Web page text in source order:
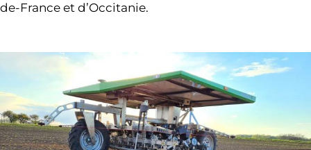
de-France et d’Occitanie.